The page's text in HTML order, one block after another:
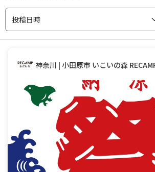
投稿日時
神奈川 | 小田原市 いこいの森